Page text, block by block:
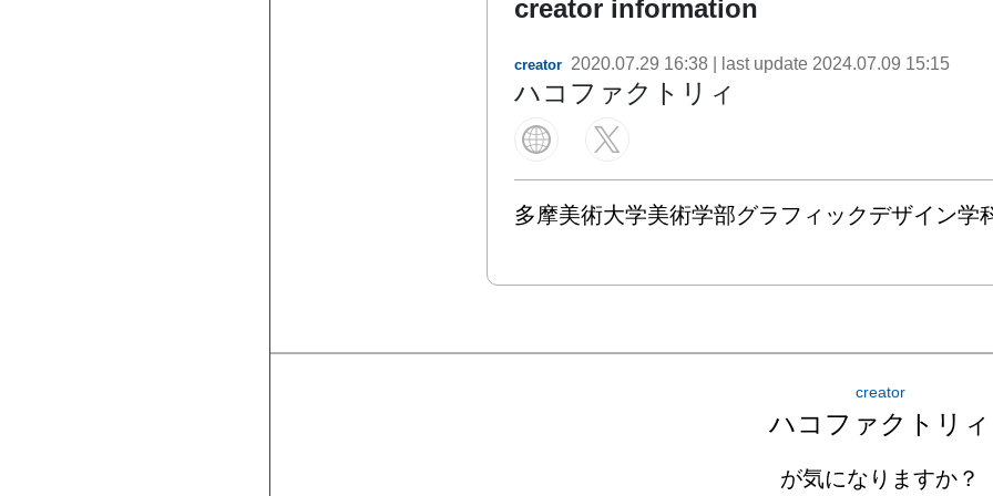
creator information
creator 2020.07.29 16:38 | last update 2024.07.09 15:15
ハコファクトリィ
多摩美術大学美術学部グラフィックデザイン学
creator
ハコファクトリィ
が気になりますか？